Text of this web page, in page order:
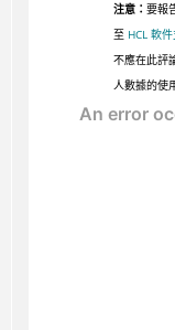
注意： 要報
至 HCL 軟
不應在此評
人數據的使